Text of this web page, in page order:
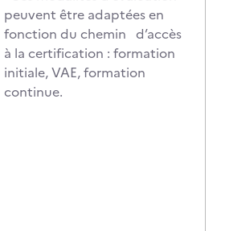
peuvent être adaptées en
fonction du chemin d’accès
à la certification : formation
initiale, VAE, formation
continue.